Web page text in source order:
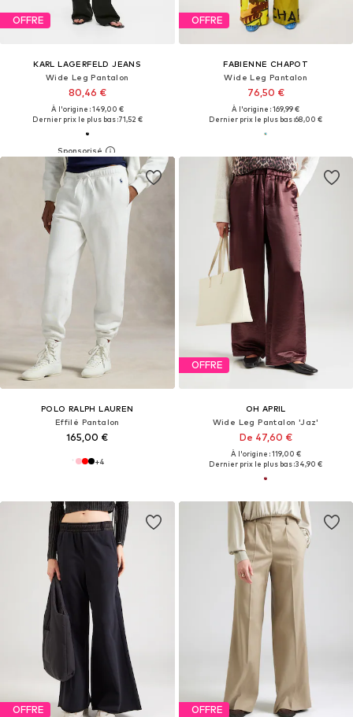
OFFRE
KARL LAGERFELD JEANS
Wide Leg Pantalon
80,46 €
À l'origine : 149,00 €
Dernier prix le plus bas :71,52 €
OFFRE
FABIENNE CHAPOT
Wide Leg Pantalon
76,50 €
À l'origine : 169,99 €
Dernier prix le plus bas :68,00 €
POLO RALPH LAUREN
Effilé Pantalon
165,00 €
+4
OFFRE
OH APRIL
Wide Leg Pantalon 'Jaz'
De 47,60 €
À l'origine : 119,00 €
Dernier prix le plus bas :34,90 €
OFFRE OFFRE